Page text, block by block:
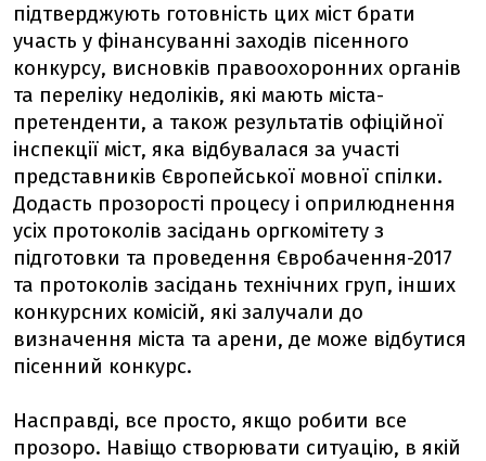
підтверджують готовність цих міст брати
участь у фінансуванні заходів пісенного
конкурсу, висновків правоохоронних органів
та переліку недоліків, які мають міста-
претенденти, а також результатів офіційної
інспекції міст, яка відбувалася за участі
представників Європейської мовної спілки.
Додасть прозорості процесу і оприлюднення
усіх протоколів засідань оргкомітету з
підготовки та проведення Євробачення-2017
та протоколів засідань технічних груп, інших
конкурсних комісій, які залучали до
визначення міста та арени, де може відбутися
пісенний конкурс.
Насправді, все просто, якщо робити все
прозоро. Навіщо створювати ситуацію, в якій